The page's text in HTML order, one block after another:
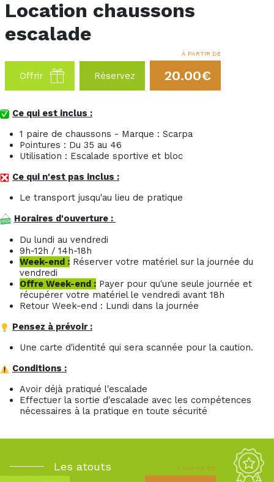
Location chaussons
escalade
Offrir Réservez
À PARTIR DE
20.00€
Ce qui est inclus :
1 paire de chaussons - Marque : Scarpa
Pointures : Du 35 au 46
Utilisation : Escalade sportive et bloc
Ce qui n'est pas inclus :
Le transport jusqu'au lieu de pratique
Horaires d'ouverture :
Du lundi au vendredi
9h-12h / 14h-18h
Week-end : Réserver votre matériel sur la journée du
vendredi
Offre Week-end : Payer pour qu'une seule journée et
récupérer votre matériel le vendredi avant 18h
Retour Week-end : Lundi dans la journée
Pensez à prévoir :
Une carte d'identité qui sera scannée pour la caution.
Conditions :
Avoir déjà pratiqué l'escalade
Effectuer la sortie d'escalade avec les compétences
nécessaires à la pratique en toute sécurité
Les atouts À PARTIR DE